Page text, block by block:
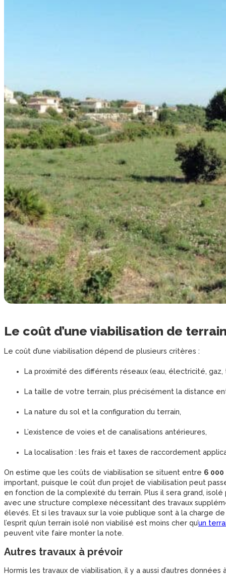
Le coût d’une viabilisation de
Le coût d’une viabilisation dépend de plusieurs critères :
La proximité des différents réseaux (eau, électricité,
La taille de votre terrain, plus précisément la distance
La nature du sol et la configuration du terrain,
L’existence de voies et de canalisations antérieures,
La localisation : les frais et taxes de raccordement
On estime que les coûts de viabilisation se situent entre 6 000
important, puisque le coût d’un projet de viabilisation peut
en fonction de la complexité du terrain. Plus il sera grand,
avec une structure complexe nécessitant des travaux
élevés. Et si les travaux sur la voie publique sont à la charge
l’esprit qu’un terrain isolé non viabilisé est moins cher qu’un
peuvent vite faire monter la note.
Autres travaux à prévoir
Hormis les travaux de viabilisation, il y a aussi d’autres